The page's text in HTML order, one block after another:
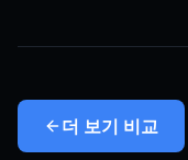
더 보기 비교